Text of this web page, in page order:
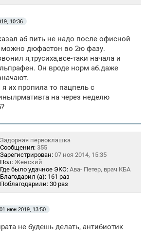
10:36
аб пить не надо после офисной
можно дюфастон во 2ю фазу.
я,трусиха,все-таки начала и
Он вроде норм аб.даже
их пропила то пацпель с
на через неделю
Задорная первоклашка
Сообщения: 355
Зарегистрирован: 07 ноя 2014, 15:35
Пол: Женский
Где было удачное ЭКО: Ава- Петер, врач КБА
Благодарил (а): 161 раз
Поблагодарили: 30 раз
01 июн 2019, 13:50
не будешь делать, антибиотик